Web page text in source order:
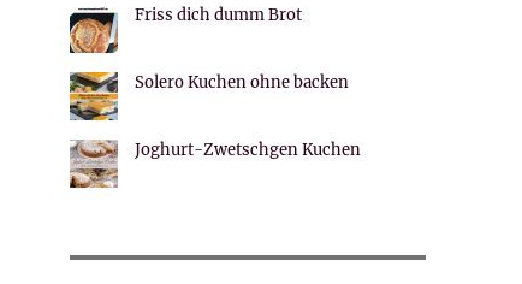
Friss dich dumm Brot
Solero Kuchen ohne backen
Joghurt-Zwetschgen Kuchen